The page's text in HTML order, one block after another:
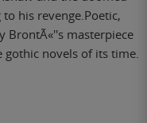
his revenge.Poetic,
BrontÃ«''s masterpiece
novels of its time.